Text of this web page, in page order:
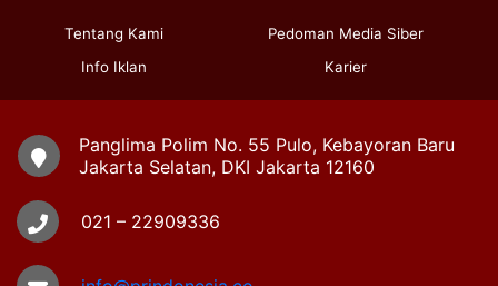
Tentang Kami
Info Iklan
Pedoman Media Siber
Karier
Panglima Polim No. 55 Pulo, Kebayoran Baru
Jakarta Selatan, DKI Jakarta 12160
021 – 22909336